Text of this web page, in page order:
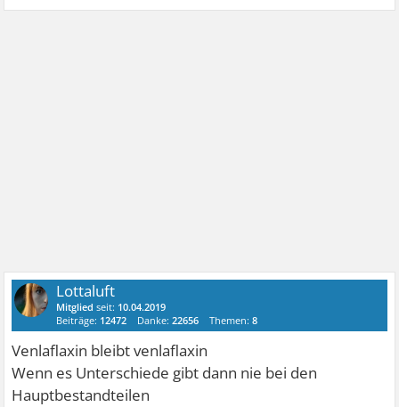
Lottaluft
Mitglied seit: 10.04.2019
Beiträge: 12472 Danke:22656 Themen:8
Venlaflaxin bleibt venlaflaxin
Wenn es Unterschiede gibt dann nie bei den
Hauptbestandteilen